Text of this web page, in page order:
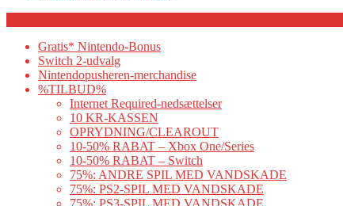
Gratis* Nintendo-Bonus
Switch 2-udvalg
Nintendopusheren-merchandise
%TILBUD%
Internet Required-nedsættelser
10 KR-KASSEN
OPRYDNING/CLEAROUT
10-50% RABAT – Xbox One/Series
10-50% RABAT – Switch
75%: ANDRE SPIL MED VANDSKADE
75%: PS2-SPIL MED VANDSKADE